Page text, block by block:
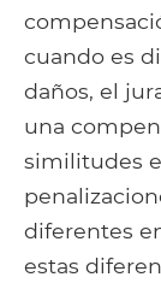
cuando es
daños, el
una
similitudes
diferentes
estas